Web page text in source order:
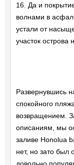
16. Да и
волнами в
устали от
участок острова
Развернувшись
спокойного
возвращением.
описаниям, мы
заливе Honolua
нет, но зато был